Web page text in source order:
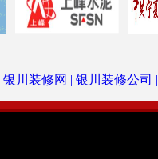
银川装修网 | 银川装修公司 |